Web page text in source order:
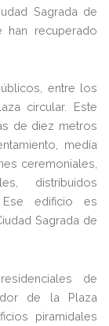
Sagrada de
recuperado
entre los
circular. Este
de diez metros
medía
ceremoniales,
distribuidos
edificio es
Sagrada de
de
de la Plaza
piramidales